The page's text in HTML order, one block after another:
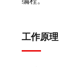
工作原理